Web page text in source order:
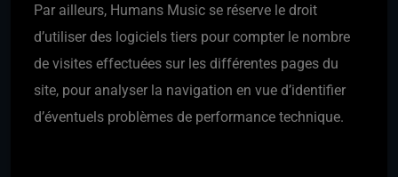
Par ailleurs, Humans Music se réserve le droit
d’utiliser des logiciels tiers pour compter le nombre
de visites effectuées sur les différentes pages du
site, pour analyser la navigation en vue d’identifier
d’éventuels problèmes de performance technique.